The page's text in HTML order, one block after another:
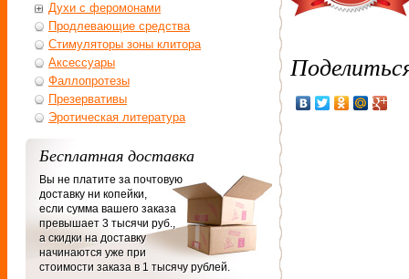
Духи с феромонами
Продлевающие средства
Стимуляторы зоны клитора
Аксессуары
Фаллопротезы
Презервативы
Эротическая литература
Бесплатная доставка
Вы не платите за почтовую
доставку ни копейки,
если сумма вашего заказа
превышает 3 тысячи руб.,
а скидки на доставку
начинаются уже при
стоимости заказа в 1 тысячу рублей.